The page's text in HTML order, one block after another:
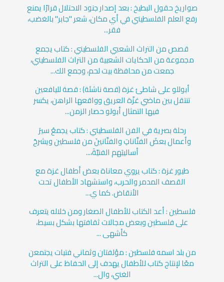
صواريخ حقول البطيخ : بعد إصدار جنود الاحتلال قرارًا يمنع
رفع العلم الفلسطيني في أي مكان، شعر "جابر" بالغضب،
فقر...
قصص من التراث الشعبي الفلسطيني : كتاب يجمع
مجموعة من الحكايات الشعبية من التراث الفلسطيني،
جمعت من محافظة بيت لحم، وجمع الك...
أبوللو على شاطئ غزة (قصة ناشئة) : قصة لليافعين
تنتقل بين ماضي غزّة العريق وواقعها الراهن، يكسر
فيها التمثال أبولو حصار الزمن...
رحلة بصرية في الفن الفلسطيني : كتاب يجمعُ سيرَ
وأعمال بعضَ الفنَّاناتِ والفنَّانينَ من فلسطين ويشرحُ
أساليبَهم الفنيَّةَ،...
طيور غزة : كتاب يروي معاناة بعض أطفال غزة مع
القصف المدمر والحرب، واستشهاد الأطفال تحت
الأنقاض. كما ي...
فلسطين : أعد الكتاب للأطفال الصغار ومن خلاله يتعرف
على فلسطين وبعض مجالات ثقافتها بشكل بسيط،
كأشهى ...
من بلد اسمه فلسطين : مؤلفتان وثماني فتيات يجتمعن
معًا لإنتاج كتاب للأطفال يهدف إلى الحفاظ على التراث
الغني، وال...